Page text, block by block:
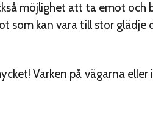
möjlighet att ta emot och
som kan vara till stor glädje
Varken på vägarna eller